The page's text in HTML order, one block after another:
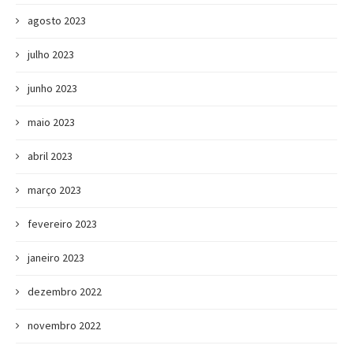
agosto 2023
julho 2023
junho 2023
maio 2023
abril 2023
março 2023
fevereiro 2023
janeiro 2023
dezembro 2022
novembro 2022